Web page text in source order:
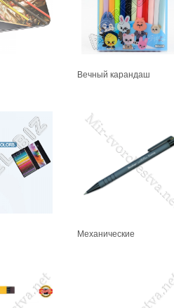
Вечный карандаш
Механические